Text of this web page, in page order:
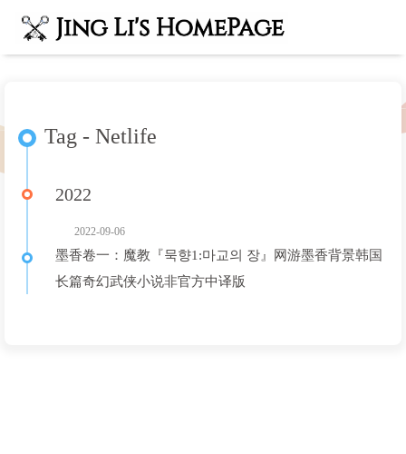
Tag - Netlife
2022
2022-09-06
墨香卷一：魔教『묵향1:마교의 장』网游墨香背景韩国
长篇奇幻武侠小说非官方中译版